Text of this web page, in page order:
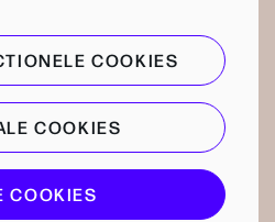
COOKIES
COOKIES
COOKIES